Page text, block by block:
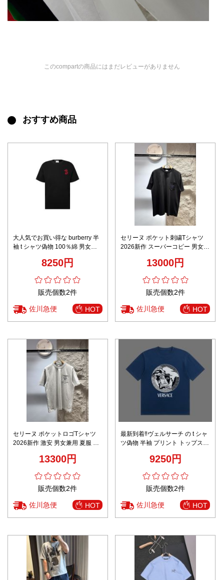
このcompartの商品にはまだレビューがありません
おすすめ商品
大人気でお買い得な burberry 半
袖 t シャツ偽物 100％綿 男女兼
8250円
販売個数2件
佐川急便 HOT
セリーヌ ポケット刺繍Tシャツ
2026新作 スーパーコピー 男女兼
快適な着心地 高再現度 品質管理
13000円
販売個数2件
佐川急便 HOT
セリーヌ ポケットロゴTシャツ
2026新作 激安 男女兼用 夏服 通
プルデザイン 丁寧な縫製
13300円
販売個数2件
佐川急便 HOT
最新到着‼ヴェルサーチ の t シャ
ツ偽物 半袖 プリント トップス
9250円
販売個数2件
佐川急便 HOT